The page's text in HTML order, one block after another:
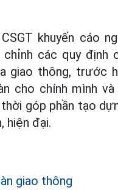
khuyến cáo
chỉnh các quy định
giao thông, trước
cho chính mình
góp phần tạo
hiện đại.
giao thông